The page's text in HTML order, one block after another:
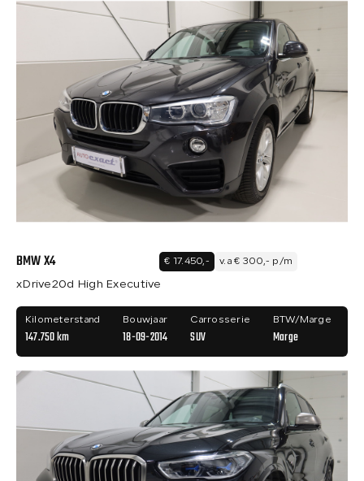
BMW X4 € 17.450,- v.a € 300,- p/m
xDrive20d High Executive
Kilometerstand
147.750 km
Bouwjaar
18-09-2014
Carrosserie
SUV
BTW/Marge
Marge